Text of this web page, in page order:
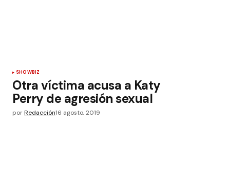
SHOWBIZ
Otra víctima acusa a Katy
Perry de agresión sexual
porRedacción16 agosto, 2019